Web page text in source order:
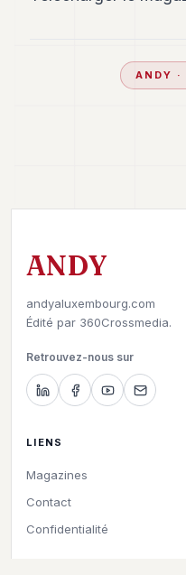
ANDY
ANDY
andyaluxembourg.com
Édité par 360Crossmedia.
Retrouvez-nous sur
LIENS
Magazines
Contact
Confidentialité